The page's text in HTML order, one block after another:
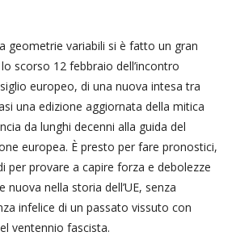
geometrie variabili si è fatto un gran
scorso 12 febbraio dell’incontro
europeo, di una nuova intesa tra
una edizione aggiornata della mitica
da lunghi decenni alla guida del
europea. È presto per fare pronostici,
per provare a capire forza e debolezze
nuova nella storia dell’UE, senza
infelice di un passato vissuto con
ventennio fascista.